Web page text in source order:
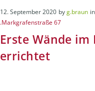
12. September 2020 byg.braun in
.Markgrafenstraße 67
Erste Wände im
errichtet